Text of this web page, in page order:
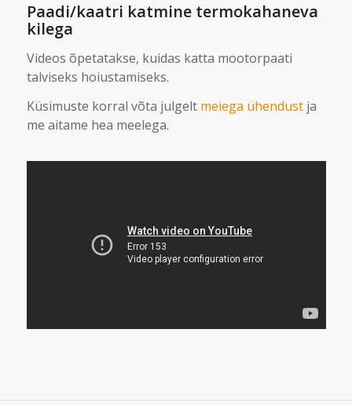
Paadi/kaatri katmine termokahaneva
kilega
Videos õpetatakse, kuidas katta mootorpaati
talviseks hoiustamiseks.
Küsimuste korral võta julgelt meiega ühendustja
me aitame hea meelega.